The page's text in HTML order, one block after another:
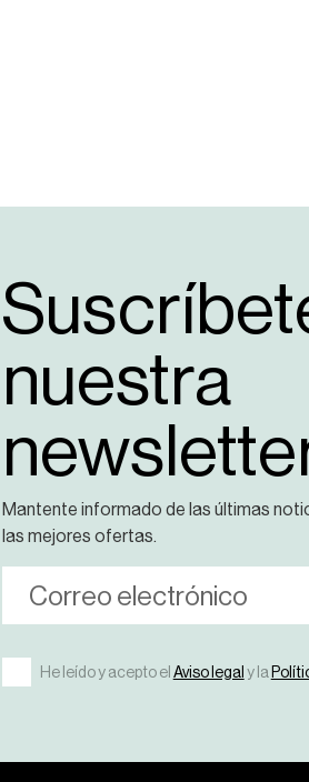
nuestra
Mantente informado de las últimas
las mejores ofertas.
He leído y acepto elAviso legaly la